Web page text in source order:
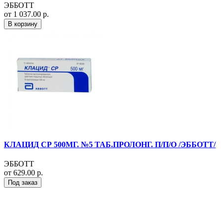
ЭББОТТ
от 1 037.00 р.
В корзину
КЛАЦИД СР 500МГ. №5 ТАБ.ПРОЛОНГ. П/П/О /ЭББОТТ/
ЭББОТТ
от 629.00 р.
Под заказ